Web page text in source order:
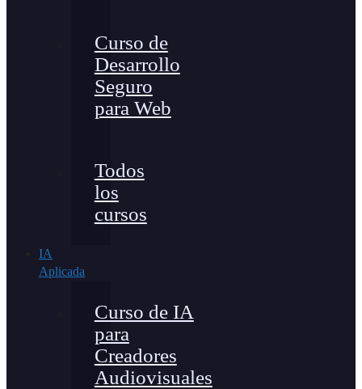
Curso de
Desarrollo
Seguro
para Web
Todos
los
cursos
IA
Aplicada
Curso de IA
para
Creadores
Audiovisuales